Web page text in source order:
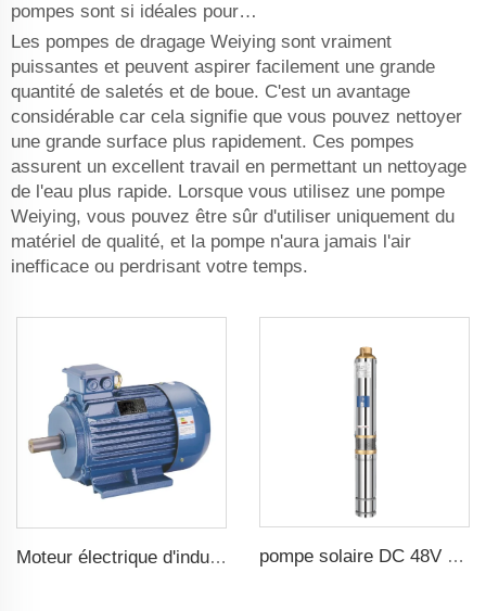
pompes sont si idéales pour…
Les pompes de dragage Weiying sont vraiment
puissantes et peuvent aspirer facilement une grande
quantité de saletés et de boue. C'est un avantage
considérable car cela signifie que vous pouvez nettoyer
une grande surface plus rapidement. Ces pompes
assurent un excellent travail en permettant un nettoyage
de l'eau plus rapide. Lorsque vous utilisez une pompe
Weiying, vous pouvez être sûr d'utiliser uniquement du
matériel de qualité, et la pompe n'aura jamais l'air
inefficace ou perdrisant votre temps.
Moteur électrique d'induction AC 1500 tr/min Entrée 3 phases 2.2 kW 3 CV Sortie Générateur triphasé pour alternateur pompe solaire DC 48V 1CV 750W avec contrôleur MPPT pour pompage solaire en irrigation agricole